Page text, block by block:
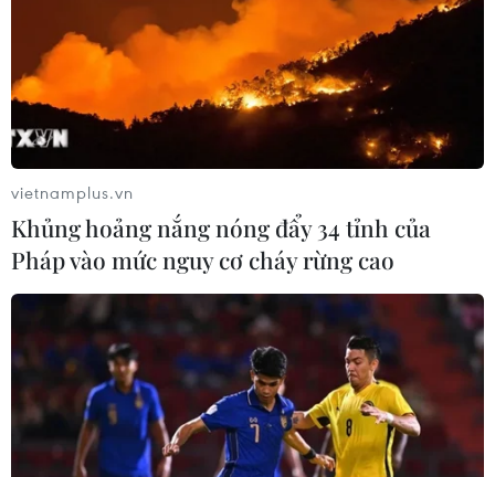
Brazil: Rạn san hô trên đại dương đứng
trên bờ vực nguy cấp
11/01/2025 02:48
vietnamplus.vn
Khủng hoảng nắng nóng đẩy 34 tỉnh của
Pháp vào mức nguy cơ cháy rừng cao